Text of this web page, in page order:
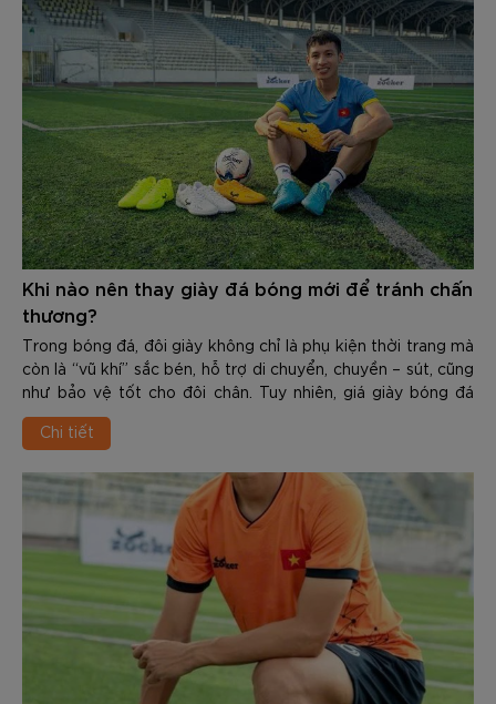
Khi nào nên thay giày đá bóng mới để tránh chấn
thương?
Trong bóng đá, đôi giày không chỉ là phụ kiện thời trang mà
còn là “vũ khí” sắc bén, hỗ trợ di chuyển, chuyền – sút, cũng
như bảo vệ tốt cho đôi chân. Tuy nhiên, giá giày bóng đá
chính hãng của các thương hiệu không hề rẻ, từ một tới vài
triệu. Do đó, nhiều người có thói quen dùng cho tới khi
thay. Đây là sai lầm nghiêm trọng, tiềm ẩn các chấn thương
nguy hiểm.
Việc nhận biết Khi nào nên thay giày đá bóng mới để tránh
chấn thương là kỹ năng quan trọng giúp bảo vệ đôi chân
cũng như duy trì phong độ đỉnh cao. Trong nội dung dưới
đây các bạn hãy cùng Zocker tìm hiểu chi tiết về chủ đề
này nhé.
Chi tiết